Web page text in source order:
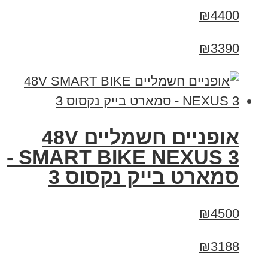
₪4400
₪3390
אופניים חשמליים 48V
SMART BIKE NEXUS 3 -
סמארט בייק נקסוס 3
₪4500
₪3188